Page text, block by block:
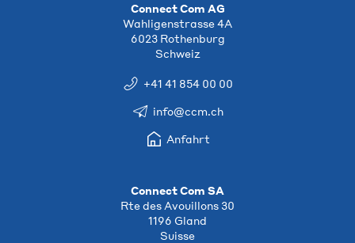
Connect Com AG
Wahligenstrasse 4A
6023 Rothenburg
Schweiz
+41 41 854 00 00
info@ccm.ch
Anfahrt
Connect Com SA
Rte des Avouillons 30
1196 Gland
Suisse